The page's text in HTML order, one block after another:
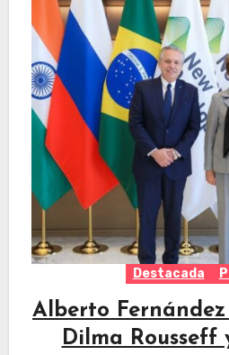
Destacada
Alberto
Dilma Rousseff